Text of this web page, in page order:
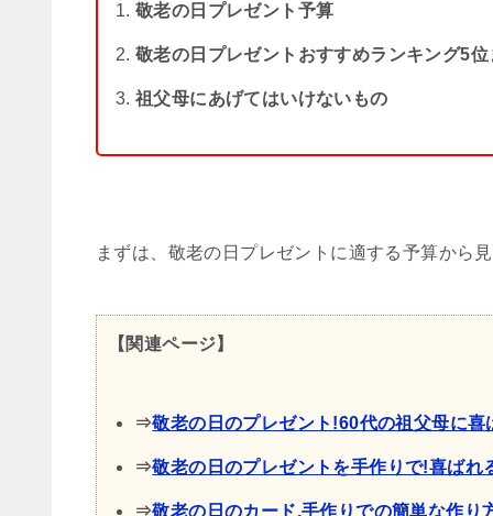
敬老の日プレゼント予算
敬老の日プレゼントおすすめランキング5位
祖父母にあげてはいけないもの
まずは、敬老の日プレゼントに適する予算から
【関連ページ】
⇒敬老の日のプレゼント!60代の祖父母に
⇒敬老の日のプレゼントを手作りで!喜ばれ
⇒敬老の日のカード,手作りでの簡単な作り